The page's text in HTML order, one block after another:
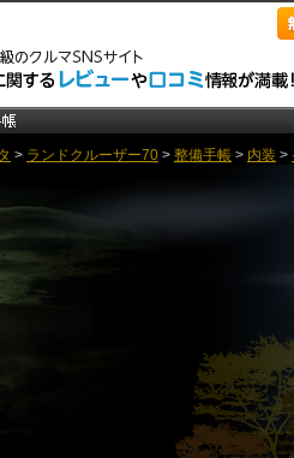
> ランドクルーザー70 > 整備手帳 > 内装 >